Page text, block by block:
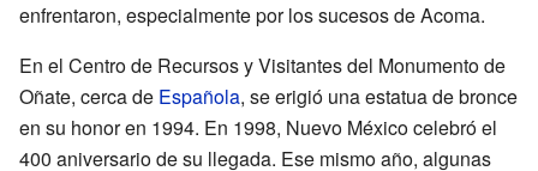
enfrentaron, especialmente por los sucesos de Acoma.
En el Centro de Recursos y Visitantes del Monumento de
Oñate, cerca de Española, se erigió una estatua de bronce
en su honor en 1994. En 1998, Nuevo México celebró el
400 aniversario de su llegada. Ese mismo año, algunas